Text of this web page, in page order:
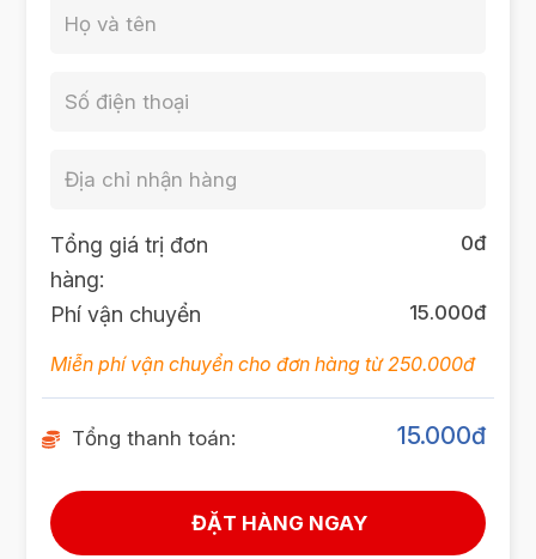
Tổng giá trị đơn
hàng:
0đ
Phí vận chuyển 15.000đ
Miễn phí vận chuyển cho đơn hàng từ 250.000đ
Tổng thanh toán: 15.000đ